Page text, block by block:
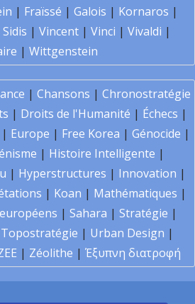
| Fraïssé | Galois | Kornaros |
Sidis | Vincent | Vinci | Vivaldi |
| Wittgenstein
| Chansons | Chronostratégie
| Droits de l'Humanité | Échecs |
| Europe | Free Korea | Génocide |
| Histoire Intelligente |
| Hyperstructures | Innovation |
| Koan | Mathématiques |
| Sahara | Stratégie |
Topostratégie | Urban Design |
| Zéolithe | Έξυπνη διατροφή